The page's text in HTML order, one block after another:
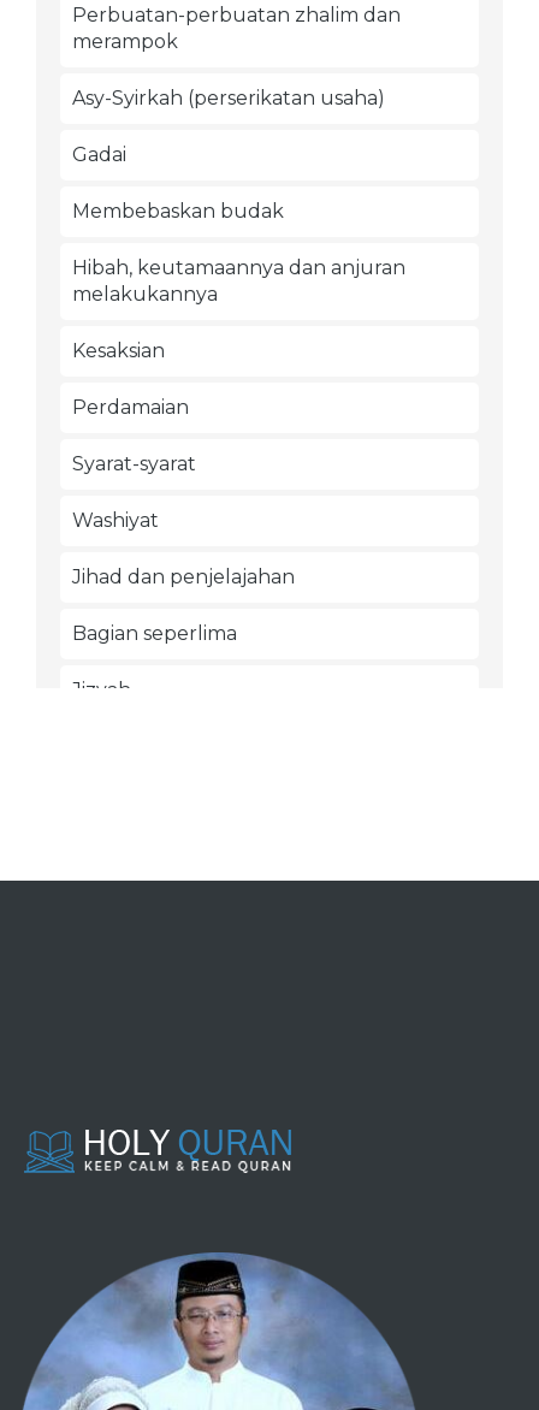
Perbuatan-perbuatan zhalim dan
merampok
Asy-Syirkah (perserikatan usaha)
Gadai
Membebaskan budak
Hibah, keutamaannya dan anjuran
melakukannya
Kesaksian
Perdamaian
Syarat-syarat
Washiyat
Jihad dan penjelajahan
Bagian seperlima
Jizyah
Perilaku budi pekerti yang terpuji
Penyembelihan dan perburuan
Minuman
Sakit
Pengobatan